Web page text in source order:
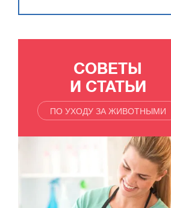
СОВЕТЫ
И СТАТЬИ
ПО УХОДУ ЗА ЖИВОТНЫМИ